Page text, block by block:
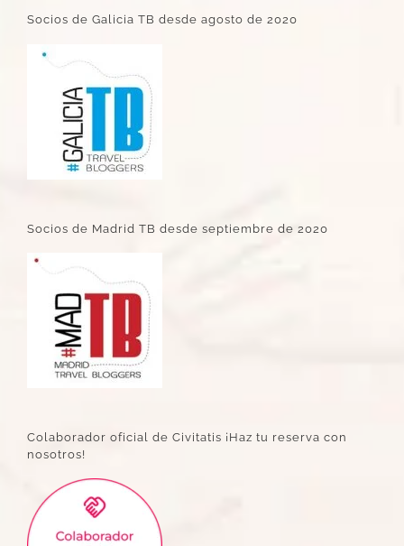
Socios de Galicia TB desde agosto de 2020
Socios de Madrid TB desde septiembre de 2020
Colaborador oficial de Civitatis ¡Haz tu reserva con
nosotros!